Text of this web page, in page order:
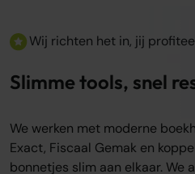
Wij richten het in, jij
Slimme tools, snel
We werken met moderne
Exact, Fiscaal Gemak en
bonnetjes slim aan elkaar. We